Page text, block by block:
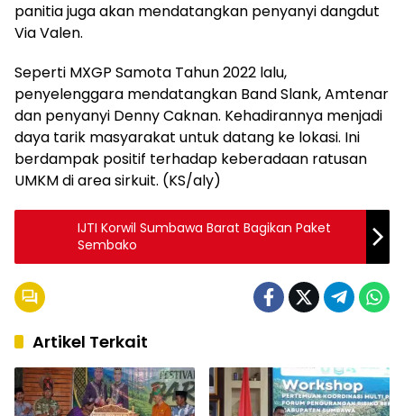
panitia juga akan mendatangkan penyanyi dangdut
Via Valen.
Seperti MXGP Samota Tahun 2022 lalu,
penyelenggara mendatangkan Band Slank, Amtenar
dan penyanyi Denny Caknan. Kehadirannya menjadi
daya tarik masyarakat untuk datang ke lokasi. Ini
berdampak positif terhadap keberadaan ratusan
UMKM di area sirkuit. (KS/aly)
IJTI Korwil Sumbawa Barat Bagikan Paket
Sembako
Artikel Terkait